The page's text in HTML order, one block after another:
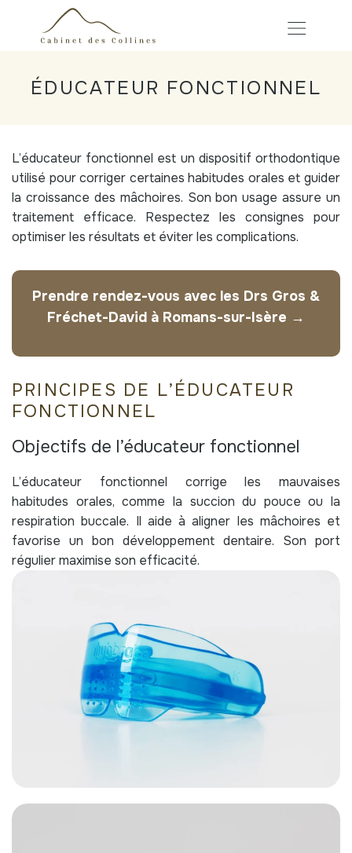
ÉDUCATEUR FONCTIONNEL
L’éducateur fonctionnel est un dispositif orthodontique
utilisé pour corriger certaines habitudes orales et guider
la croissance des mâchoires. Son bon usage assure un
traitement efficace. Respectez les consignes pour
optimiser les résultats et éviter les complications.
Prendre rendez-vous avec les Drs Gros &
Fréchet-David à Romans-sur-Isère →
PRINCIPES DE L’ÉDUCATEUR
FONCTIONNEL
Objectifs de l’éducateur fonctionnel
L’éducateur fonctionnel corrige les mauvaises
habitudes orales, comme la succion du pouce ou la
respiration buccale. Il aide à aligner les mâchoires et
favorise un bon développement dentaire. Son port
régulier maximise son efficacité.